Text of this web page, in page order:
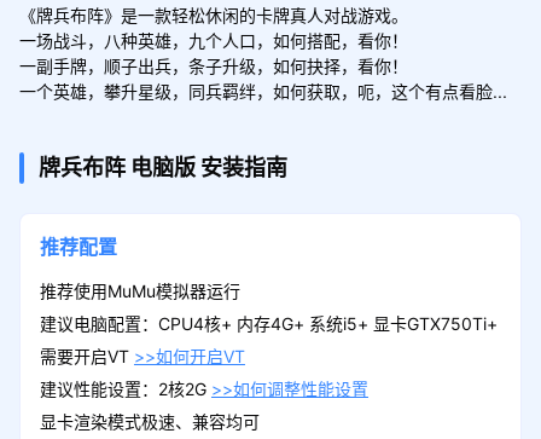
《牌兵布阵》是一款轻松休闲的卡牌真人对战游戏。
一场战斗，八种英雄，九个人口，如何搭配，看你！
一副手牌，顺子出兵，条子升级，如何抉择，看你！
一个英雄，攀升星级，同兵羁绊，如何获取，呃，这个有点看脸...
牌兵布阵 电脑版 安装指南
推荐配置
推荐使用MuMu模拟器运行
建议电脑配置：CPU4核+ 内存4G+ 系统i5+ 显卡GTX750Ti+
需要开启VT >>如何开启VT
建议性能设置：2核2G >>如何调整性能设置
显卡渲染模式极速、兼容均可